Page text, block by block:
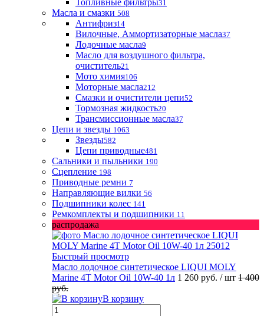
Топливные фильтры31
Масла и смазки 508
Антифриз14
Вилочные, Аммортизаторные масла37
Лодочные масла9
Масло для воздушного фильтра,
очиститель21
Мото химия106
Моторные масла212
Смазки и очистители цепи52
Тормозная жидкость20
Трансмиссионные масла37
Цепи и звезды 1063
Звезды582
Цепи приводные481
Сальники и пыльники 190
Сцепление 198
Приводные ремни 7
Направляющие вилки 56
Подшипники колес 141
Ремкомплекты и подшипники 11
распродажа
Быстрый просмотр
Масло лодочное синтетическое LIQUI MOLY
Marine 4T Motor Oil 10W-40 1л 1 260 руб. / шт 1 400
руб.
В корзину